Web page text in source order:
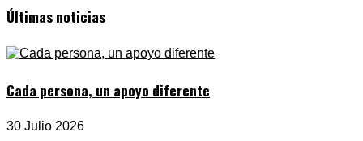
Últimas noticias
Cada persona, un apoyo diferente
30 Julio 2026